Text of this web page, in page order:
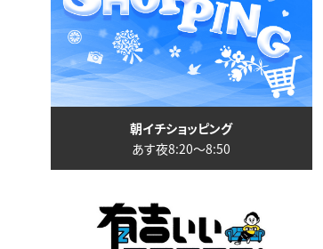
朝イチショッピング
あす夜8:20〜8:50